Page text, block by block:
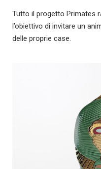
Tutto il progetto Primates
l’obiettivo di invitare un
delle proprie case.